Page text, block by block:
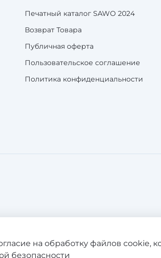
Печатный каталог SAWO 2024
Возврат Товара
Публичная оферта
Пользовательское соглашение
Политика конфиденциальности
на обработку файлов cookie,
безопасности